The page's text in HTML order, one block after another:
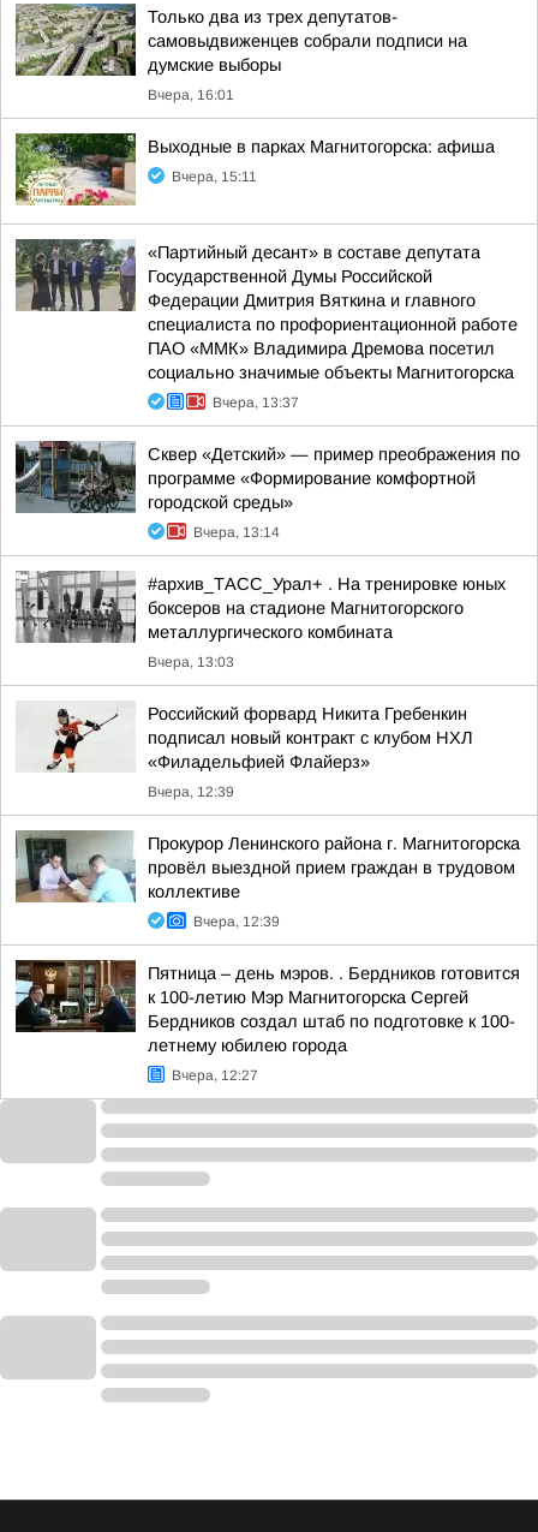
Только два из трех депутатов-
самовыдвиженцев собрали подписи на
думские выборы
Вчера, 16:01
Выходные в парках Магнитогорска: афиша
Вчера, 15:11
«Партийный десант» в составе депутата
Государственной Думы Российской
Федерации Дмитрия Вяткина и главного
специалиста по профориентационной работе
ПАО «ММК» Владимира Дремова посетил
социально значимые объекты Магнитогорска
Вчера, 13:37
Сквер «Детский» — пример преображения по
программе «Формирование комфортной
городской среды»
Вчера, 13:14
#архив_ТАСС_Урал+ . На тренировке юных
боксеров на стадионе Магнитогорского
металлургического комбината
Вчера, 13:03
Российский форвард Никита Гребенкин
подписал новый контракт с клубом НХЛ
«Филадельфией Флайерз»
Вчера, 12:39
Прокурор Ленинского района г. Магнитогорска
провёл выездной прием граждан в трудовом
коллективе
Вчера, 12:39
Пятница – день мэров. . Бердников готовится
к 100-летию Мэр Магнитогорска Сергей
Бердников создал штаб по подготовке к 100-
летнему юбилею города
Вчера, 12:27